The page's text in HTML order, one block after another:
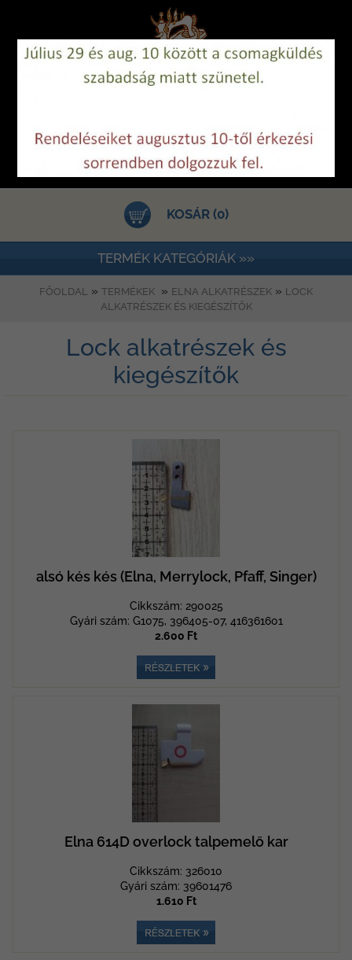
KOSÁR (0)
TERMÉK KATEGÓRIÁK »»
FŐOLDAL » TERMÉKEK » ELNA ALKATRÉSZEK » LOCK
ALKATRÉSZEK ÉS KIEGÉSZÍTŐK
Lock alkatrészek és
kiegészítők
alsó kés kés (Elna, Merrylock, Pfaff, Singer)
Cikkszám: 290025
Gyári szám: G1075, 396405-07, 416361601
2.600 Ft
Elna 614D overlock talpemelő kar
Cikkszám: 326010
Gyári szám: 39601476
1.610 Ft